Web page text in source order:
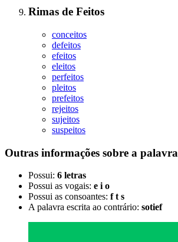
Rimas de Feitos
conceitos
defeitos
efeitos
eleitos
perfeitos
pleitos
prefeitos
rejeitos
sujeitos
suspeitos
Outras informações sobre a palavra
Possui: 6 letras
Possui as vogais: e i o
Possui as consoantes: f t s
A palavra escrita ao contrário: sotief